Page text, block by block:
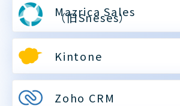
Mazrica Sales
（旧Sneses）
Kintone
Zoho CRM